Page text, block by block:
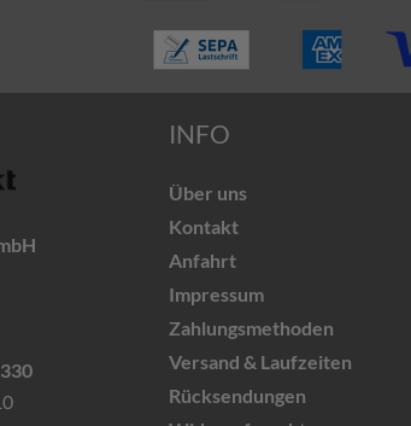
INFO
Über uns
Kontakt
Anfahrt
Impressum
Zahlungsmethoden
Versand & Laufzeiten
Rücksendungen